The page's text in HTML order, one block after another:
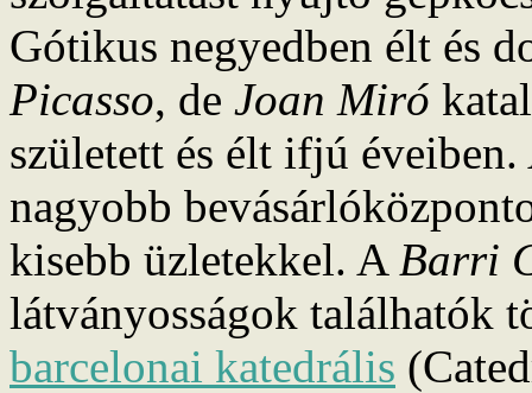
Gótikus negyedben élt és
Picasso, de Joan Miró
született és élt ifjú
nagyobb
kisebb üzletekkel. A Barri
látványosságok találhatók
barcelonai katedrális